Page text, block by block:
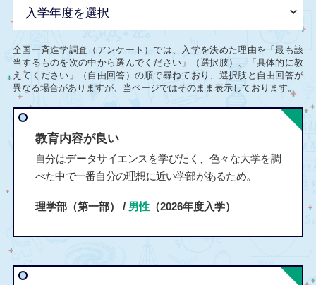
全国一斉進学調査（アンケート）では、入学を決めた理由を「最も該
当するものを次の中から選んでください」（選択肢）、「具体的に教
えてください」（自由回答）の順で尋ねており、選択肢と自由回答が
異なる場合がありますが、当ページではそのまま表示しております。
教育内容が良い
自分はデータサイエンスを学びたく、色々な大学を調
べた中で一番自分の理想に近い学部があるため。
理学部（第一部） / 男性（2026年度入学）